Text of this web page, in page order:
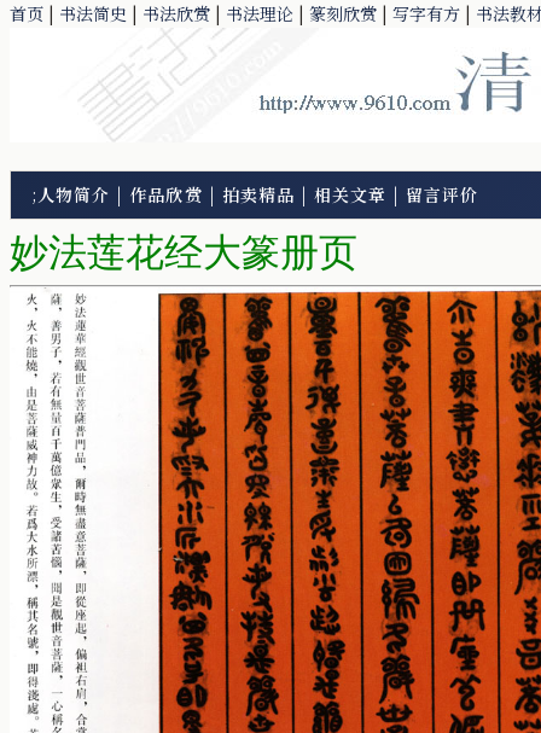
首页 | 书法简史 | 书法欣赏 | 书法理论 | 篆刻欣赏 | 写字有方 | 书法教
; 人物简介 | 作品欣赏 | 拍卖精品 | 相关文章 | 留言评价
妙法莲花经大篆册页